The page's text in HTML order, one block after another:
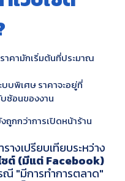
าคามักเริ่มต้นที่ประมาณ
บพิเศษ ราคาจะอยู่ที่
ซ้อนของงาน
ถูกกว่าการเปิดหน้าร้าน
งเปรียบเทียบระหว่าง
ซต์ (มีแต่ Facebook)
ณี "มีการทำการตลาด"